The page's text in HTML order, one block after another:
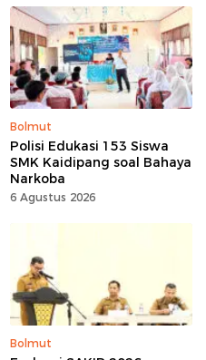
Bolmut
Polisi Edukasi 153 Siswa
SMK Kaidipang soal Bahaya
Narkoba
6 Agustus 2026
Bolmut